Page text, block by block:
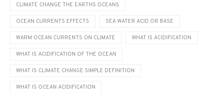
CLIMATE CHANGE THE EARTHS OCEANS
OCEAN CURRENTS EFFECTS SEA WATER ACID OR BASE
WARM OCEAN CURRENTS ON CLIMATE WHAT IS ACIDIFICATION
WHAT IS ACIDIFICATION OF THE OCEAN
WHAT IS CLIMATE CHANGE SIMPLE DEFINITION
WHAT IS OCEAN ACIDIFICATION